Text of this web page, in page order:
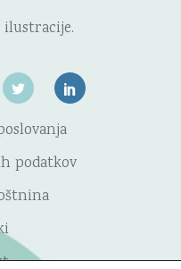
ilustracije.
podatkov